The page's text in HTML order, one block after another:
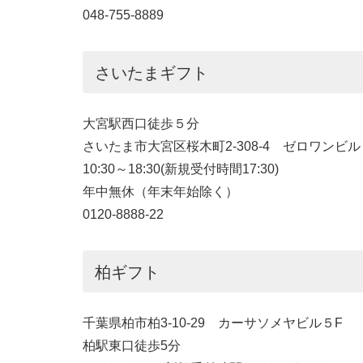
048-755-8889
さいたまギフト
大宮駅西口徒歩５分
さいたま市大宮区桜木町2-308-4 ゼロワンビ
10:30～18:30(新規受付時間17:30)
年中無休（年末年始除く）
0120-8888-22
柏ギフト
千葉県柏市柏3-10-29 カーサソメヤビル５F
柏駅東口徒歩5分